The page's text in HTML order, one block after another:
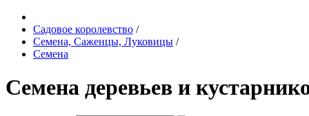
Садовое королевство /
Семена, Саженцы, Луковицы /
Семена
Семена деревьев и